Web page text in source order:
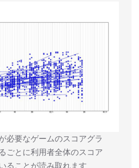
必要なゲームのスコアグラ
ごとに利用者全体のスコア
ることが読み取れます